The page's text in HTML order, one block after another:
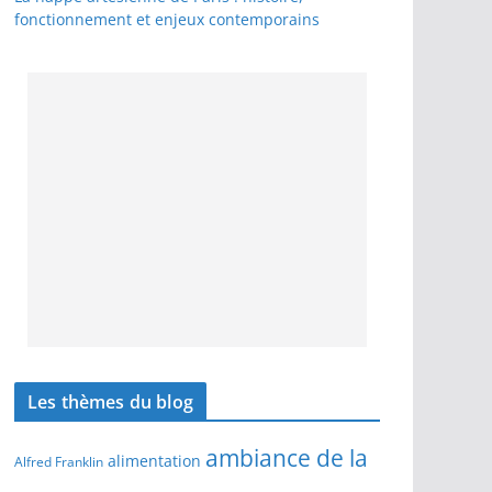
fonctionnement et enjeux contemporains
Les thèmes du blog
Alfred Franklin alimentation ambiance de la